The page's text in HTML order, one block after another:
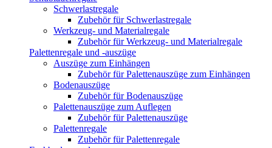
Schwerlastregale
Zubehör für Schwerlastregale
Werkzeug- und Materialregale
Zubehör für Werkzeug- und Materialregale
Palettenregale und -auszüge
Auszüge zum Einhängen
Zubehör für Palettenauszüge zum Einhängen
Bodenauszüge
Zubehör für Bodenauszüge
Palettenauszüge zum Auflegen
Zubehör für Palettenauszüge
Palettenregale
Zubehör für Palettenregale